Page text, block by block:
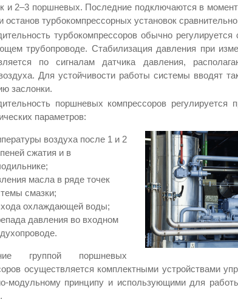
и 2–3 поршневых. Последние подключаются в
останов турбокомпрессорных установок
турбокомпрессоров обычно
трубопроводе. Стабилизация давления при
по сигналам датчика давления,
Для устойчивости работы системы вводят
заслонки.
поршневых компрессоров регулируется
параметров:
воздуха после 1 и 2
сжатия и в
масла в ряде точек
смазки;
охлаждающей воды;
давления во входном
группой поршневых
осуществляется комплектными устройствами
модульному принципу и использующими для